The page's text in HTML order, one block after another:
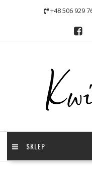
+48 506 929
SKLEP